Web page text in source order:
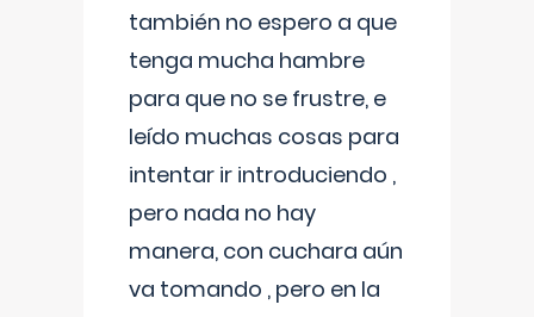
también no espero a que
tenga mucha hambre
para que no se frustre, e
leído muchas cosas para
intentar ir introduciendo ,
pero nada no hay
manera, con cuchara aún
va tomando , pero en la